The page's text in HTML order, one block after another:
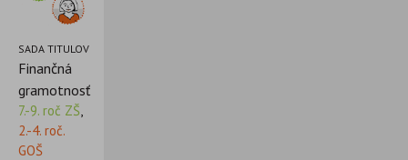
SADA TITULOV
Finančná
gramotnosť
7.-9. roč ZŠ,
2.-4. roč.
GOŠ